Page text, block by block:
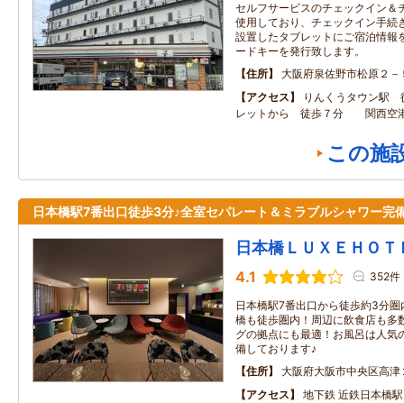
セルフサービスのチェックイン＆
使用しており、チェックイン手続
設置したタブレットにご宿泊情報
ードキーを発行致します。
住所
大阪府泉佐野市松原２－
アクセス
りんくうタウン駅
レットから 徒歩７分 関西空
この施
日本橋駅7番出口徒歩3分♪全室セパレート＆ミラブルシャワー完
日本橋ＬＵＸＥＨＯＴ
4.1 352件
日本橋駅7番出口から徒歩約3分
橋も徒歩圏内！周辺に飲食店も多
グの拠点にも最適！お風呂は人気
備しております♪
住所
大阪府大阪市中央区高
アクセス
地下鉄 近鉄日本橋